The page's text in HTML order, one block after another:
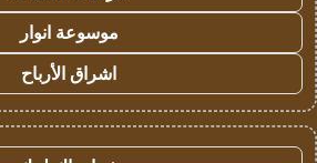
موسوعة انوار
اشراق الأرباح